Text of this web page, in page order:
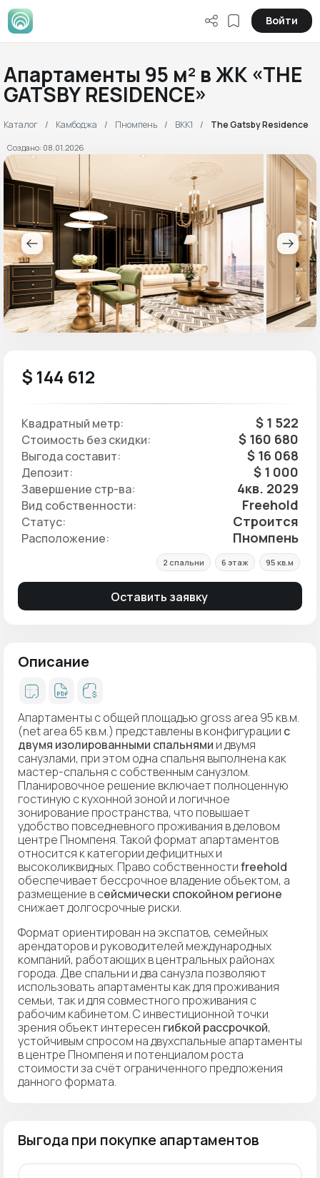
Войти
Апартаменты 95 м² в ЖК «THE
GATSBY RESIDENCE»
Каталог Камбоджа Пномпень BKK1 The Gatsby Residence
Создано: 08.01.2026
$ 144 612
Квадратный метр: $ 1 522
Стоимость без скидки: $ 160 680
Выгода составит: $ 16 068
Депозит: $ 1 000
Завершение стр-ва: 4кв. 2029
Вид собственности: Freehold
Статус: Строится
Расположение: Пномпень
2 спальни 6 этаж 95 кв.м
Оставить заявку
Описание
Апартаменты с общей площадью gross area 95 кв.м.
(net area 65 кв.м.) представлены в конфигурации с
двумя изолированными спальнями и двумя
санузлами, при этом одна спальня выполнена как
мастер-спальня с собственным санузлом.
Планировочное решение включает полноценную
гостиную с кухонной зоной и логичное
зонирование пространства, что повышает
удобство повседневного проживания в деловом
центре Пномпеня. Такой формат апартаментов
относится к категории дефицитных и
высоколиквидных. Право собственностиfreehold
обеспечивает бессрочное владение объектом, а
размещение в сейсмически спокойном регионе
снижает долгосрочные риски.
Формат ориентирован на экспатов, семейных
арендаторов и руководителей международных
компаний, работающих в центральных районах
города. Две спальни и два санузла позволяют
использовать апартаменты как для проживания
семьи, так и для совместного проживания с
рабочим кабинетом. С инвестиционной точки
зрения объект интересен гибкой рассрочкой,
устойчивым спросом на двухспальные апартаменты
в центре Пномпеня и потенциалом роста
стоимости за счёт ограниченного предложения
данного формата.
Выгода при покупке апартаментов